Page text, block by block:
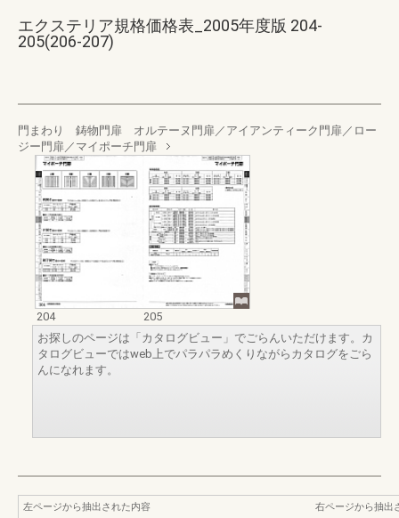
エクステリア規格価格表_2005年度版 204-
205(206-207)
門まわり 鋳物門扉 オルテーヌ門扉／アイアンティーク門扉／ロー
ジー門扉／マイポーチ門扉
204
205
お探しのページは「カタログビュー」でごらんいただけます。カ
タログビューではweb上でパラパラめくりながらカタログをごら
んになれます。
左ページから抽出された内容
右ページから抽出